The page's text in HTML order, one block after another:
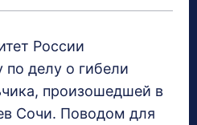
России
делу о гибели
произошедшей в
Сочи. Поводом для